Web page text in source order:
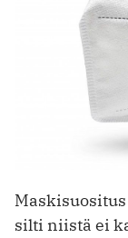
silti niistä ei